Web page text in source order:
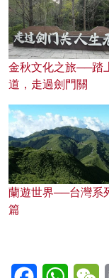
金秋文化之旅──踏
道，走過劍門關
蘭遊世界──台灣系
篇
Facebook